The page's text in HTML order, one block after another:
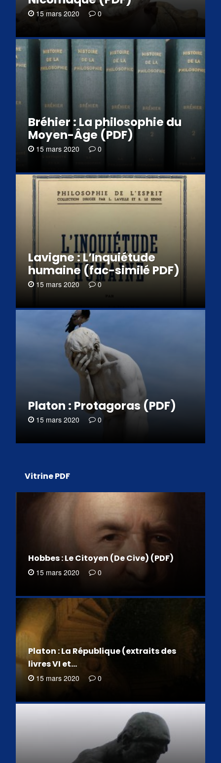
15 mars 2020 0
Bréhier : La philosophie du
Moyen-Âge (PDF)
15 mars 2020 0
Lavigne : L’Inquiétude
humaine (fac-similé PDF)
15 mars 2020 0
Platon : Protagoras (PDF)
15 mars 2020 0
Vitrine PDF
Hobbes : Le Citoyen (De Cive) (PDF)
15 mars 2020 0
Platon : La République (extraits des
livres VI et…
15 mars 2020 0